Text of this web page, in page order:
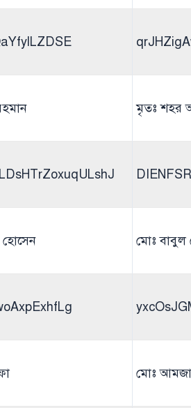
মৃতঃ শহর
মোঃ বাবুল
মোঃ